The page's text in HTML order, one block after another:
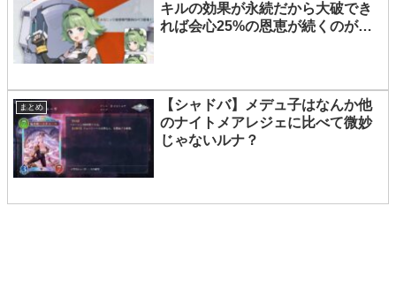
キルの効果が永続だから大破でき
れば会心25%の恩恵が続くのが偉
まとめ
【シャドバ】メデュ子はなんか他
のナイトメアレジェに比べて微妙
じゃないルナ？